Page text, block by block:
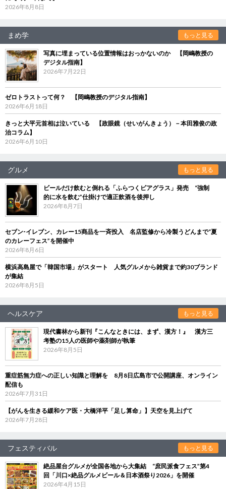
2026年8月8日
まめ学 もっと見る
写真に埋まっている位置情報はおっかないのか 【岡嶋教授の
デジタル指南】
2026年7月22日
ゼロトラストって何？ 【岡嶋教授のデジタル指南】
2026年6月18日
きっと大平元首相は泣いている 【政眼鏡（せいがんきょう）－本田雅俊の政
治コラム】
2026年6月10日
グルメ もっと見る
ビールだけ飲むと倒れる「ふらつくビアグラス」発売 “強制
的に水を飲む”仕掛けで適正飲酒を後押し
2026年8月7日
セブン‐イレブン、カレー15商品を一斉投入 名店監修から冷製うどんまで“夏
のカレーフェス”を開催中
2026年8月6日
横浜高島屋で「韓国市場」がスタート 人気グルメから雑貨まで約30ブランド
が集結
2026年8月5日
ヘルスケア もっと見る
現代書林から新刊『こんなときには、まず、漢方！』 漢方三
考塾の15人の医師や薬剤師が執筆
2026年8月5日
重症筋無力症への正しい知識と理解を 8月8日広島市で公開講座、オンライン
配信も
2026年7月31日
【がんを生きる緩和ケア医・大橋洋平「足し算命」】天空を見上げて
2026年7月28日
フェスティバル もっと見る
絶品屋台グルメが全国各地から大集結 “庶民派食フェス”第4
回「川口×絶品グルメビール＆日本酒祭り2026」を開催
2026年4月15日